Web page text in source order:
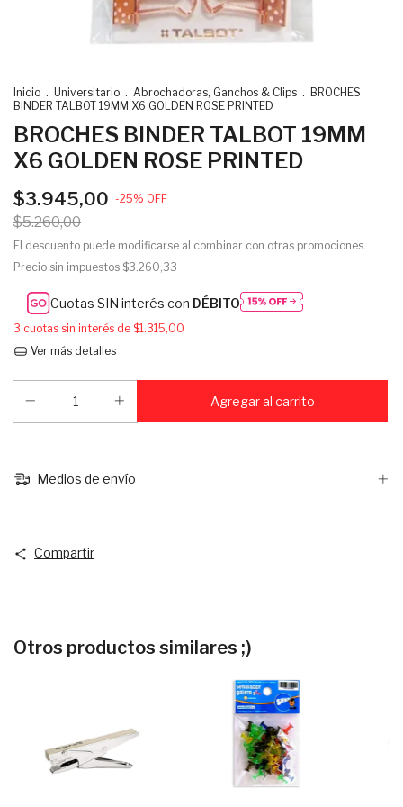
Inicio . Universitario . Abrochadoras, Ganchos & Clips . BROCHES
BINDER TALBOT 19MM X6 GOLDEN ROSE PRINTED
BROCHES BINDER TALBOT 19MM
X6 GOLDEN ROSE PRINTED
$3.945,00 -25% OFF
$5.260,00
El descuento puede modificarse al combinar con otras promociones.
Precio sin impuestos $3.260,33
Cuotas SIN interés con DÉBITO
3 cuotas sin interés de $1.315,00
Ver más detalles
Medios de envío
Compartir
Otros productos similares ;)